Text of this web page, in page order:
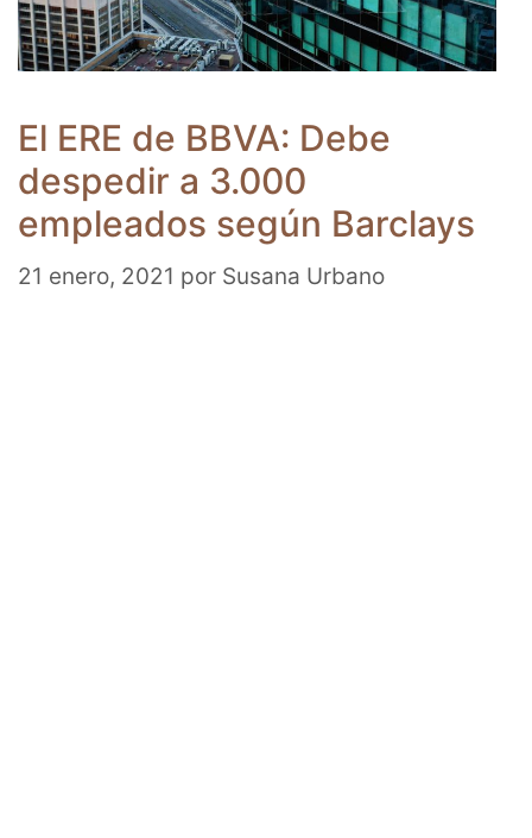
El ERE de BBVA: Debe
despedir a 3.000
empleados según Barclays
21 enero, 2021 por Susana Urbano